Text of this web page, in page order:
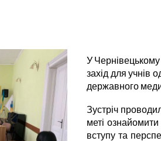
У Чернівецькому
захід для учнів
державного
Зустріч
меті
вступу та